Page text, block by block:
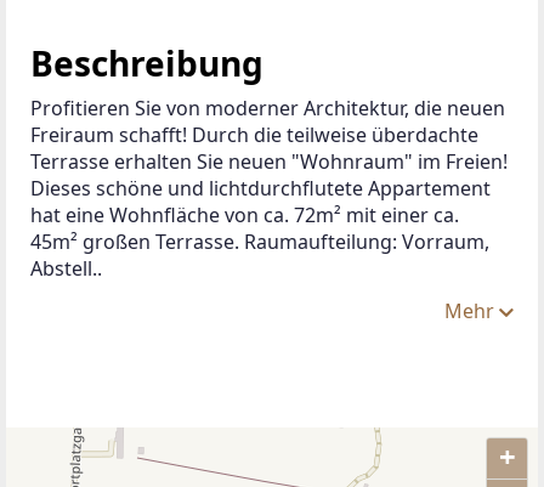
Beschreibung
Profitieren Sie von moderner Architektur, die neuen
Freiraum schafft! Durch die teilweise überdachte
Terrasse erhalten Sie neuen "Wohnraum" im Freien!
Dieses schöne und lichtdurchflutete Appartement
hat eine Wohnfläche von ca. 72m² mit einer ca.
45m² großen Terrasse. Raumaufteilung: Vorraum,
Abstell..
Mehr
+